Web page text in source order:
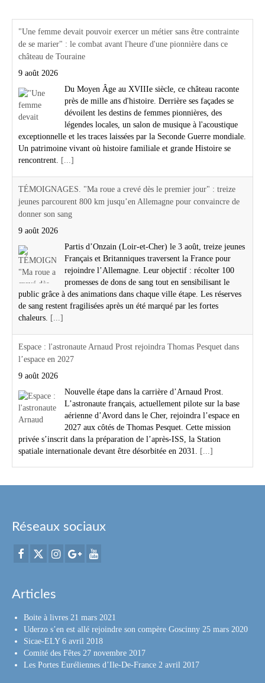
"Une femme devait pouvoir exercer un métier sans être contrainte
de se marier" : le combat avant l'heure d'une pionnière dans ce
château de Touraine
9 août 2026
Du Moyen Âge au XVIIIe siècle, ce château raconte
près de mille ans d'histoire. Derrière ses façades se
dévoilent les destins de femmes pionnières, des
légendes locales, un salon de musique à l'acoustique
exceptionnelle et les traces laissées par la Seconde Guerre mondiale.
Un patrimoine vivant où histoire familiale et grande Histoire se
rencontrent. [...]
TÉMOIGNAGES. "Ma roue a crevé dès le premier jour" : treize
jeunes parcourent 800 km jusqu’en Allemagne pour convaincre de
donner son sang
9 août 2026
Partis d’Onzain (Loir-et-Cher) le 3 août, treize jeunes
Français et Britanniques traversent la France pour
rejoindre l’Allemagne. Leur objectif : récolter 100
promesses de dons de sang tout en sensibilisant le
public grâce à des animations dans chaque ville étape. Les réserves
de sang restent fragilisées après un été marqué par les fortes
chaleurs. [...]
Espace : l'astronaute Arnaud Prost rejoindra Thomas Pesquet dans
l’espace en 2027
9 août 2026
Nouvelle étape dans la carrière d’Arnaud Prost.
L’astronaute français, actuellement pilote sur la base
aérienne d’Avord dans le Cher, rejoindra l’espace en
2027 aux côtés de Thomas Pesquet. Cette mission
privée s’inscrit dans la préparation de l’après-ISS, la Station
spatiale internationale devant être désorbitée en 2031. [...]
Réseaux sociaux
Articles
Boite à livres 21 mars 2021
Uderzo s’en est allé rejoindre son compère Goscinny 25 mars 2020
Sicae-ELY 6 avril 2018
Comité des Fêtes 27 novembre 2017
Les Portes Euréliennes d’Ile-De-France 2 avril 2017